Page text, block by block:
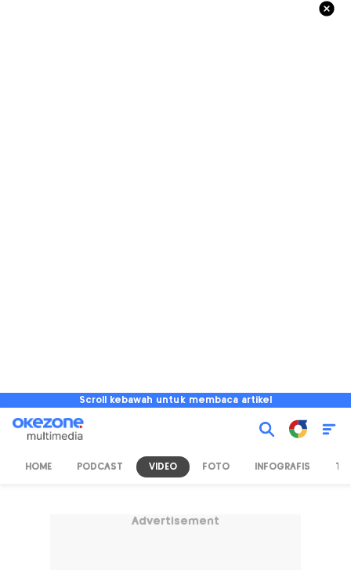
Scroll kebawah untuk membaca artikel
HOME PODCAST VIDEO FOTO INFOGRAFIS TV
Advertisement